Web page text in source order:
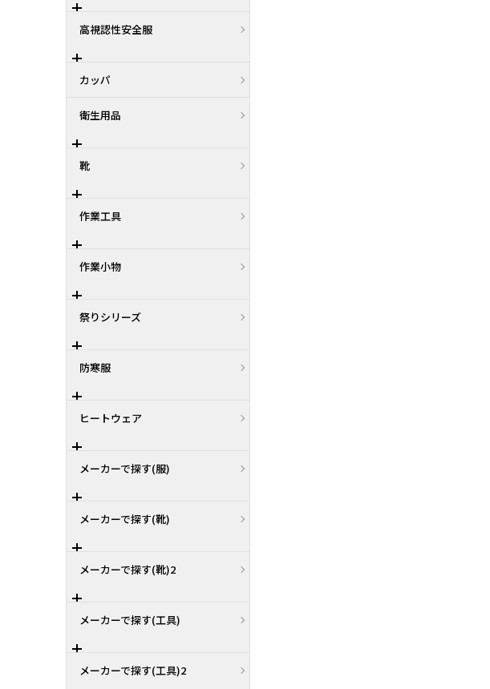
高視認性安全服
カッパ
衛生用品
靴
作業工具
作業小物
祭りシリーズ
防寒服
ヒートウェア
メーカーで探す(服)
メーカーで探す(靴)
メーカーで探す(靴)2
メーカーで探す(工具)
メーカーで探す(工具)2